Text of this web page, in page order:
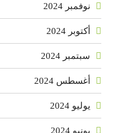
نوفمبر 2024
أكتوبر 2024
سبتمبر 2024
أغسطس 2024
يوليو 2024
يونيو 2024